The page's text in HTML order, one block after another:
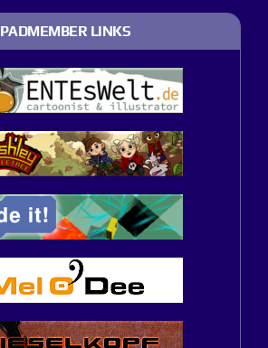
PADMEMBER LINKS